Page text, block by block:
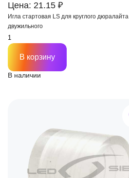
Цена: 21.15 ₽
Игла стартовая LS для круглого дюралайта
двужильного
В наличии
В корзину